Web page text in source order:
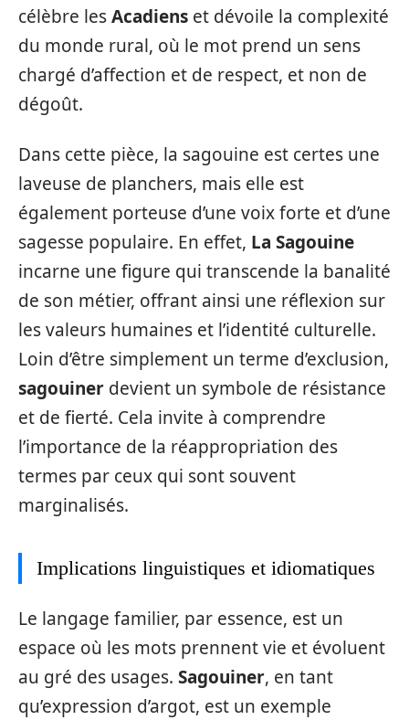
célèbre lesAcadiens et dévoile la complexité
du monde rural, où le mot prend un sens
chargé d’affection et de respect, et non de
dégoût.
Dans cette pièce, la sagouine est certes une
laveuse de planchers, mais elle est
également porteuse d’une voix forte et d’une
sagesse populaire. En effet, La Sagouine
incarne une figure qui transcende la banalité
de son métier, offrant ainsi une réflexion sur
les valeurs humaines et l’identité culturelle.
Loin d’être simplement un terme d’exclusion,
sagouiner devient un symbole de résistance
et de fierté. Cela invite à comprendre
l’importance de la réappropriation des
termes par ceux qui sont souvent
marginalisés.
Implications linguistiques et idiomatiques
Le langage familier, par essence, est un
espace où les mots prennent vie et évoluent
au gré des usages. Sagouiner, en tant
qu’expression d’argot, est un exemple